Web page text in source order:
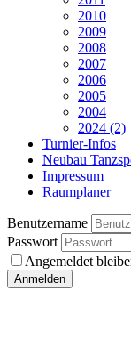
2010
2009
2008
2007
2006
2005
2004
2024 (2)
Turnier-Infos
Neubau
Impressum
Raumplaner
Benutzername
Passwort
Angemeldet